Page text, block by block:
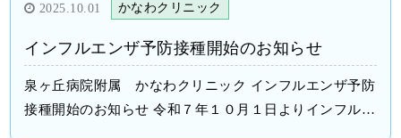
2025.10.01 かなわクリニック
インフルエンザ予防接種開始のお知らせ
泉ヶ丘病院附属 かなわクリニック インフルエンザ予防
接種開始のお知らせ 令和７年１０月１日よりインフルエ